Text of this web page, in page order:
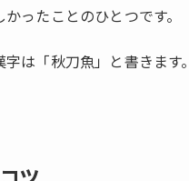
ったことのひとつです。
字は「秋刀魚」と書きます。